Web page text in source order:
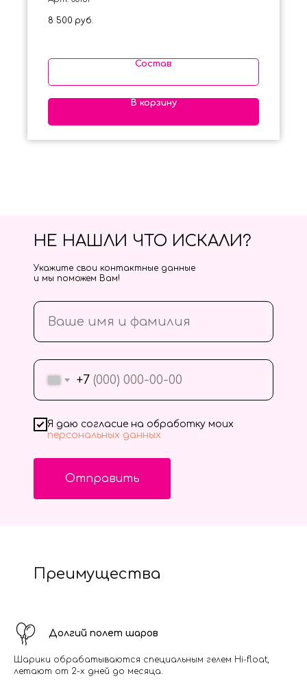
8 500 руб.
Состав
В корзину
+7
Я даю согласие на обработку моих
персональных данных
Отправить
НЕ НАШЛИ ЧТО ИСКАЛИ?
Укажите свои контактные данные
и мы поможем Вам!
Преимущества
Долгий полет шаров
Шарики обрабатываются специальным гелем Hi-float,
летают от 2-х дней до месяца.